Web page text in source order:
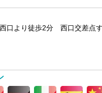
口より徒歩2分 西口交差点